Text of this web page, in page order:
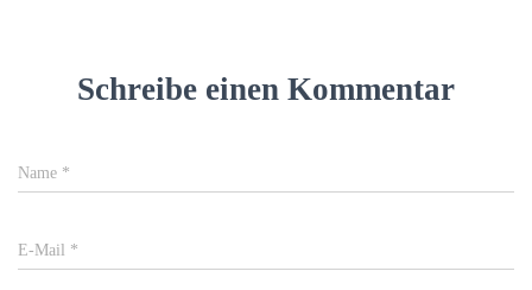
Schreibe einen Kommentar
Name *
E-Mail *